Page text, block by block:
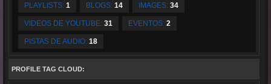
PLAYLISTS: 1 BLOGS: 14 IMAGES: 34
VIDEOS DE YOUTUBE: 31 EVENTOS: 2
PISTAS DE AUDIO: 18
PROFILE TAG CLOUD: